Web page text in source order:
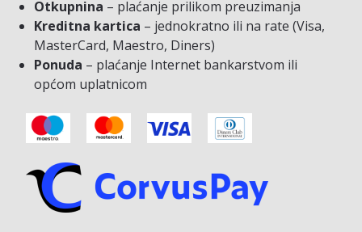
Otkupnina – plaćanje prilikom preuzimanja
Kreditna kartica – jednokratno ili na rate (Visa,
MasterCard, Maestro, Diners)
Ponuda – plaćanje Internet bankarstvom ili
općom uplatnicom